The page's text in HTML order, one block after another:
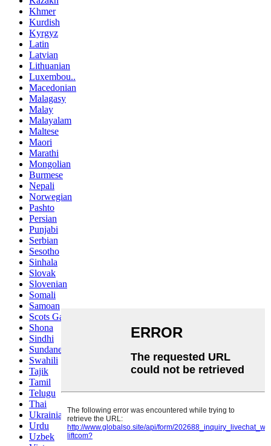
Khmer
Kurdish
Kyrgyz
Latin
Latvian
Lithuanian
Luxembou..
Macedonian
Malagasy
Malay
Malayalam
Maltese
Maori
Marathi
Mongolian
Burmese
Nepali
Norwegian
Pashto
Persian
Punjabi
Serbian
Sesotho
Sinhala
Slovak
Slovenian
Somali
Samoan
Scots Gaelic
Shona
Sindhi
Sundanese
Swahili
Tajik
Tamil
Telugu
Thai
Ukrainian
Urdu
Uzbek